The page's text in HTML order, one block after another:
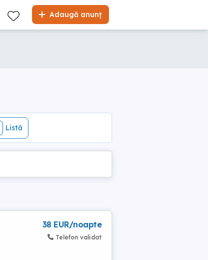
Adaugă anunț
Listă
Listă
38 EUR/noapte
Telefon validat